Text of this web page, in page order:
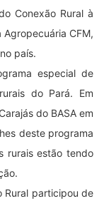
Conexão Rural à
CFM,
país.
especial de
do Pará. Em
do BASA em
deste programa
rurais estão tendo
Rural participou de